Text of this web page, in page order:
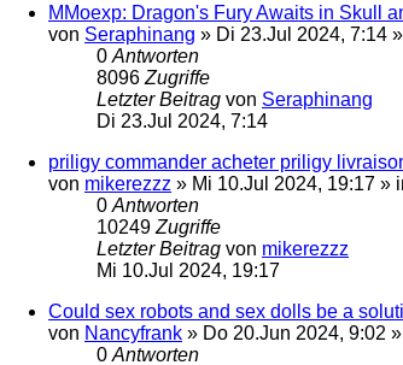
MMoexp: Dragon's Fury Awaits in Skull
von Seraphinang » Di 23.Jul 2024, 7:14
0 Antworten
8096 Zugriffe
Letzter Beitrag von Seraphinang
Di 23.Jul 2024, 7:14
priligy commander acheter priligy
von mikerezzz » Mi 10.Jul 2024, 19:17 »
0 Antworten
10249 Zugriffe
Letzter Beitrag von mikerezzz
Mi 10.Jul 2024, 19:17
Could sex robots and sex dolls be a
von Nancyfrank » Do 20.Jun 2024, 9:02
0 Antworten